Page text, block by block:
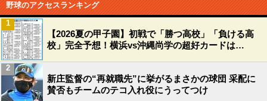
野球のアクセスランキング
【2026夏の甲子園】初戦で「勝つ高校」「負ける高
校」完全予想！横浜vs沖縄尚学の超好カードは…
1
新庄監督の“再就職先”に挙がるまさかの球団 采配に
賛否もチームのテコ入れ役にうってつけ
2